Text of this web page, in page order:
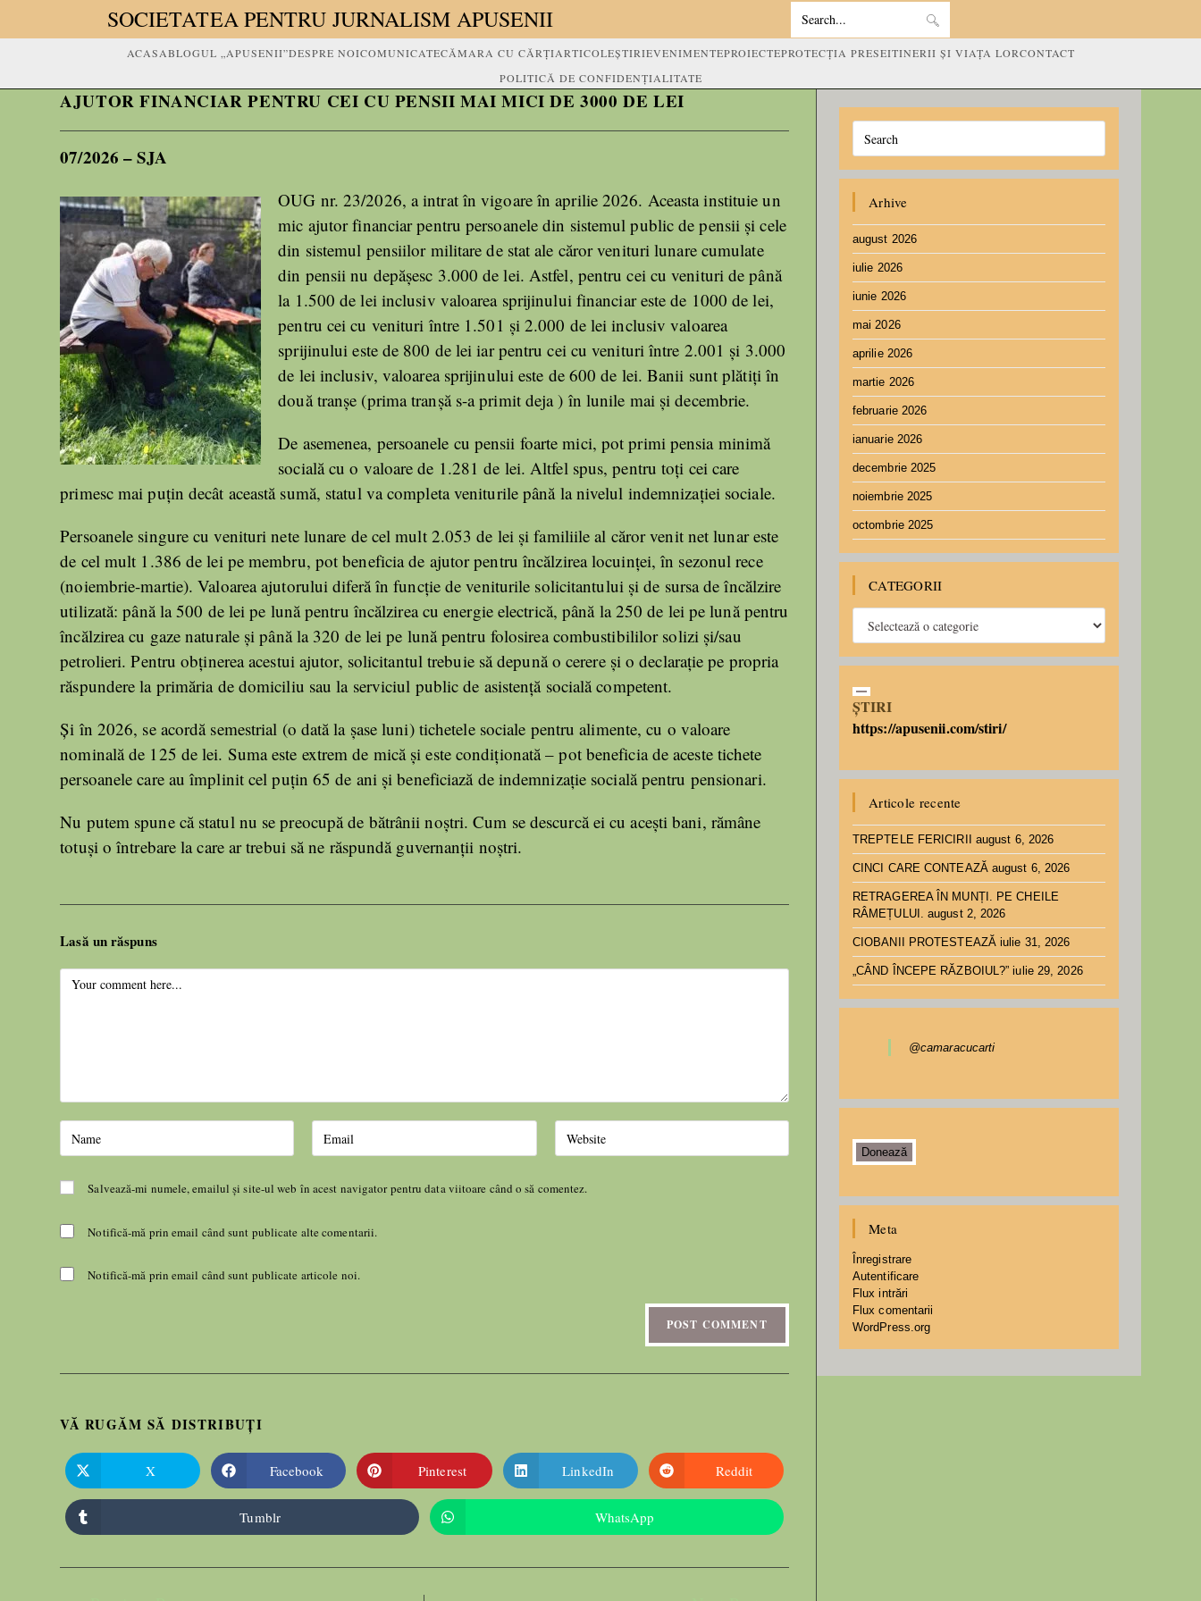
SOCIETATEA PENTRU JURNALISM APUSENII Search
this
website
ACASABLOGUL „APUSENII”DESPRE NOICOMUNICATECĂMARA CU CĂRȚIARTICOLEȘTIRIEVENIMENTEPROIECTEPROTECȚIA PRESEITINERII ȘI VIAȚA LORCONTACT
POLITICĂ DE CONFIDENȚIALITATE
AJUTOR FINANCIAR PENTRU CEI CU PENSII MAI MICI DE 3000 DE LEI
07/2026 – SJA
OUG nr. 23/2026, a intrat în vigoare în aprilie 2026. Aceasta instituie un
mic ajutor financiar pentru persoanele din sistemul public de pensii și cele
din sistemul pensiilor militare de stat ale căror venituri lunare cumulate
din pensii nu depășesc 3.000 de lei. Astfel, pentru cei cu venituri de până
la 1.500 de lei inclusiv valoarea sprijinului financiar este de 1000 de lei,
pentru cei cu venituri între 1.501 și 2.000 de lei inclusiv valoarea
sprijinului este de 800 de lei iar pentru cei cu venituri între 2.001 și 3.000
de lei inclusiv, valoarea sprijinului este de 600 de lei. Banii sunt plătiți în
două tranșe (prima tranșă s-a primit deja ) în lunile mai și decembrie.
De asemenea, persoanele cu pensii foarte mici, pot primi pensia minimă
socială cu o valoare de 1.281 de lei. Altfel spus, pentru toți cei care
primesc mai puțin decât această sumă, statul va completa veniturile până la nivelul indemnizației sociale.
Persoanele singure cu venituri nete lunare de cel mult 2.053 de lei și familiile al căror venit net lunar este
de cel mult 1.386 de lei pe membru, pot beneficia de ajutor pentru încălzirea locuinței, în sezonul rece
(noiembrie-martie). Valoarea ajutorului diferă în funcție de veniturile solicitantului și de sursa de încălzire
utilizată: până la 500 de lei pe lună pentru încălzirea cu energie electrică, până la 250 de lei pe lună pentru
încălzirea cu gaze naturale și până la 320 de lei pe lună pentru folosirea combustibililor solizi și/sau
petrolieri. Pentru obținerea acestui ajutor, solicitantul trebuie să depună o cerere și o declarație pe propria
răspundere la primăria de domiciliu sau la serviciul public de asistență socială competent.
Și în 2026, se acordă semestrial (o dată la șase luni) tichetele sociale pentru alimente, cu o valoare
nominală de 125 de lei. Suma este extrem de mică și este condiționată – pot beneficia de aceste tichete
persoanele care au împlinit cel puțin 65 de ani și beneficiază de indemnizație socială pentru pensionari.
Nu putem spune că statul nu se preocupă de bătrânii noștri. Cum se descurcă ei cu acești bani, rămâne
totuși o întrebare la care ar trebui să ne răspundă guvernanții noștri.
Lasă un răspuns
Salvează-mi numele, emailul și site-ul web în acest navigator pentru data viitoare când o să comentez.
Notifică-mă prin email când sunt publicate alte comentarii.
Notifică-mă prin email când sunt publicate articole noi.
VĂ RUGĂM SĂ DISTRIBUȚI
X Facebook Pinterest LinkedIn Reddit
Tumblr WhatsApp
Arhive
august 2026
iulie 2026
iunie 2026
mai 2026
aprilie 2026
martie 2026
februarie 2026
ianuarie 2026
decembrie 2025
noiembrie 2025
octombrie 2025
CATEGORII
ȘTIRI
https://apusenii.com/stiri/
Articole recente
TREPTELE FERICIRII august 6, 2026
CINCI CARE CONTEAZĂ august 6, 2026
RETRAGEREA ÎN MUNȚI. PE CHEILE
RÂMEȚULUI. august 2, 2026
CIOBANII PROTESTEAZĂ iulie 31, 2026
„CÂND ÎNCEPE RĂZBOIUL?” iulie 29, 2026
@camaracucarti
Donează
Meta
Înregistrare
Autentificare
Flux intrări
Flux comentarii
WordPress.org